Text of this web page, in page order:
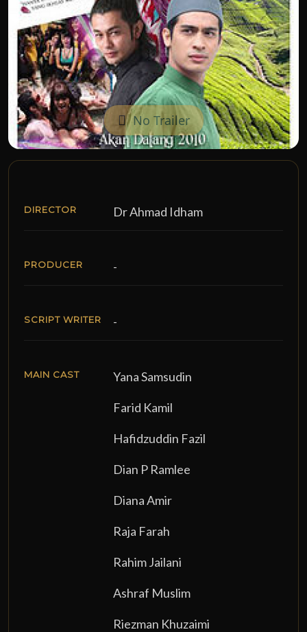
No Trailer
DIRECTOR Dr Ahmad Idham
PRODUCER -
SCRIPT WRITER -
MAIN CAST Yana Samsudin
Farid Kamil
Hafidzuddin Fazil
Dian P Ramlee
Diana Amir
Raja Farah
Rahim Jailani
Ashraf Muslim
Riezman Khuzaimi